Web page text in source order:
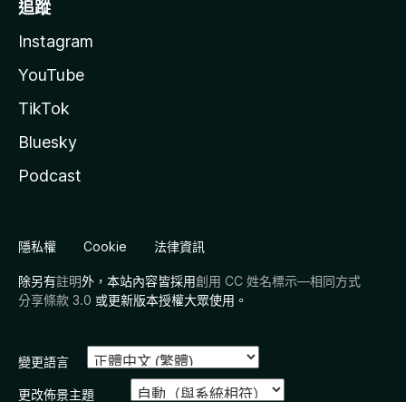
追蹤
Instagram
YouTube
TikTok
Bluesky
Podcast
隱私權 Cookie 法律資訊
除另有註明外，本站內容皆採用創用 CC 姓名標示—相同方式
分享條款 3.0 或更新版本授權大眾使用。
變更語言
更改佈景主題